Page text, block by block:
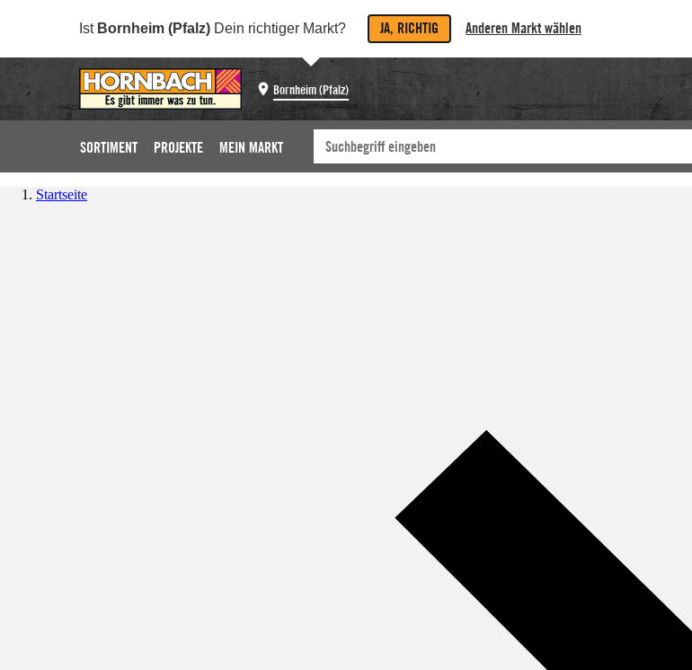
Ist Bornheim (Pfalz) Dein richtiger Markt? JA, RICHTIG Anderen Markt wählen
Bornheim (Pfalz)
SORTIMENT PROJEKTE MEIN MARKT
Startseite